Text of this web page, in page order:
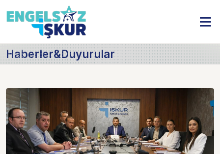
Haberler&Duyurular